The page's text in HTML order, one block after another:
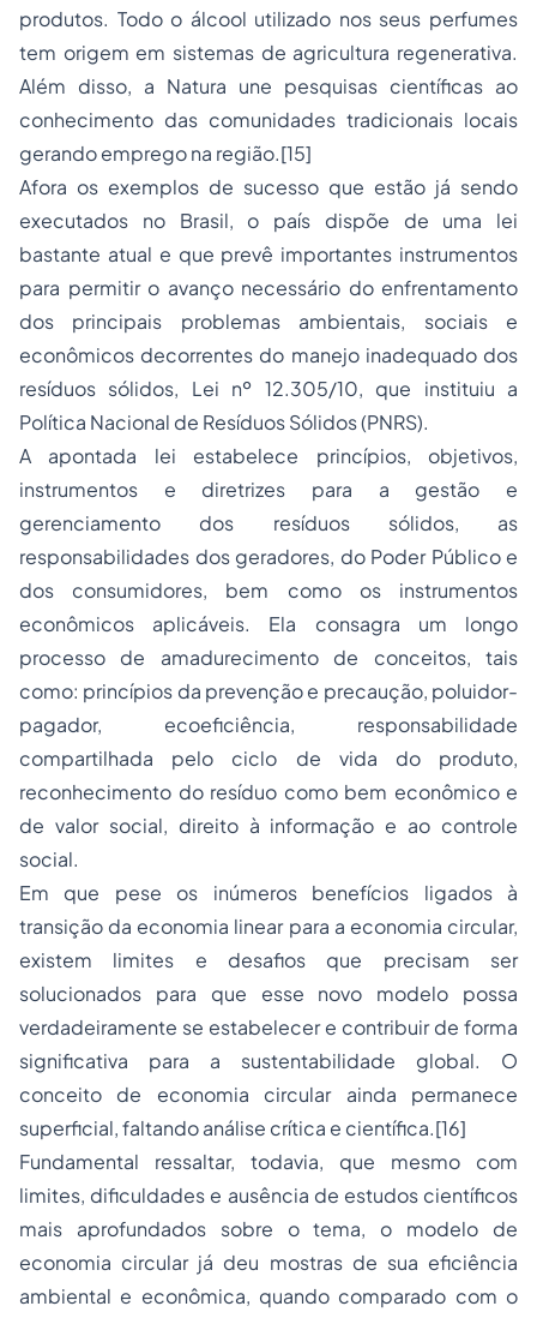
produtos. Todo o álcool utilizado nos seus perfumes
tem origem em sistemas de agricultura regenerativa.
Além disso, a Natura une pesquisas científicas ao
conhecimento das comunidades tradicionais locais
gerando emprego na região.[15]
Afora os exemplos de sucesso que estão já sendo
executados no Brasil, o país dispõe de uma lei
bastante atual e que prevê importantes instrumentos
para permitir o avanço necessário do enfrentamento
dos principais problemas ambientais, sociais e
econômicos decorrentes do manejo inadequado dos
resíduos sólidos, Lei nº 12.305/10, que instituiu a
Política Nacional de Resíduos Sólidos (PNRS).
A apontada lei estabelece princípios, objetivos,
instrumentos e diretrizes para a gestão e
gerenciamento dos resíduos sólidos, as
responsabilidades dos geradores, do Poder Público e
dos consumidores, bem como os instrumentos
econômicos aplicáveis. Ela consagra um longo
processo de amadurecimento de conceitos, tais
como: princípios da prevenção e precaução, poluidor-
pagador, ecoeficiência, responsabilidade
compartilhada pelo ciclo de vida do produto,
reconhecimento do resíduo como bem econômico e
de valor social, direito à informação e ao controle
social.
Em que pese os inúmeros benefícios ligados à
transição da economia linear para a economia circular,
existem limites e desafios que precisam ser
solucionados para que esse novo modelo possa
verdadeiramente se estabelecer e contribuir de forma
significativa para a sustentabilidade global. O
conceito de economia circular ainda permanece
superficial, faltando análise crítica e científica.[16]
Fundamental ressaltar, todavia, que mesmo com
limites, dificuldades e ausência de estudos científicos
mais aprofundados sobre o tema, o modelo de
economia circular já deu mostras de sua eficiência
ambiental e econômica, quando comparado com o